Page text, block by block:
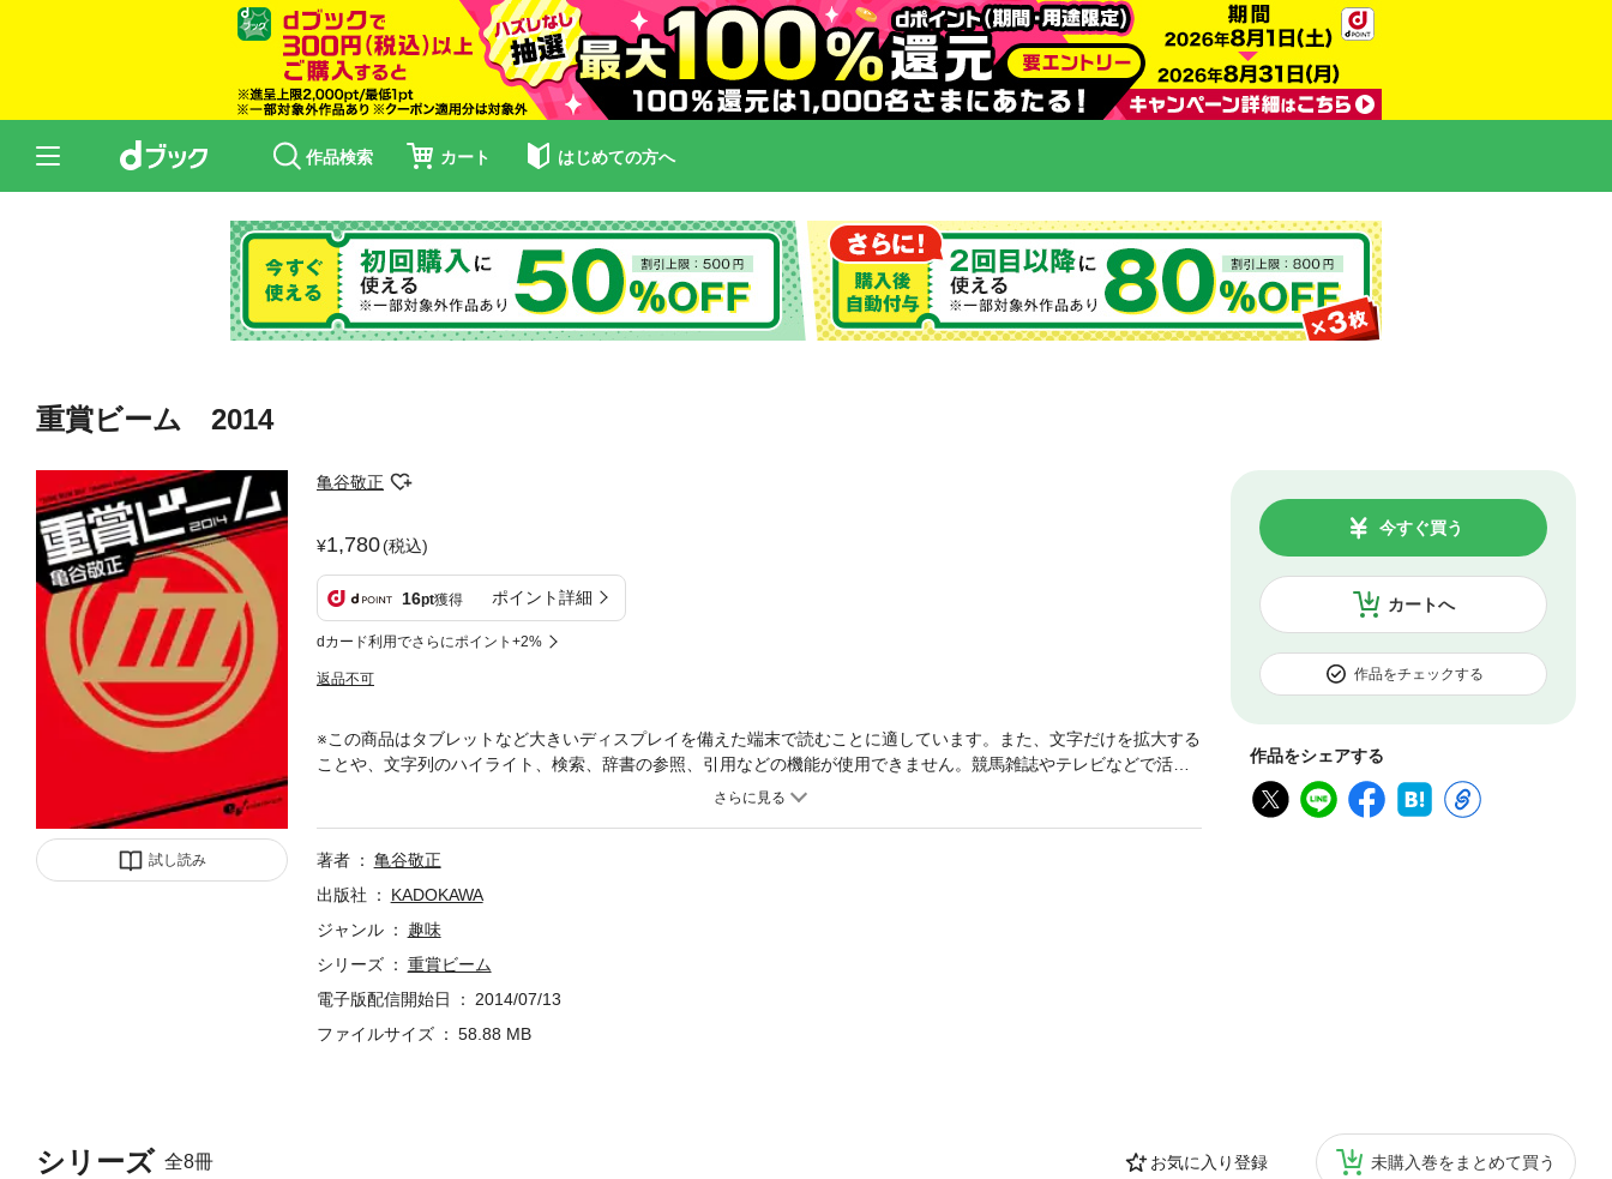
作品検索 カート はじめての方へ
重賞ビーム 2014
試し読み
亀谷敬正
1,780(税込)
16pt獲得 ポイント詳細
dカード利用でさらにポイント+2%
返品不可
カートへ
今すぐ買う
作品をチェックする
作品をシェアする
シリーズ 全8冊 お気に入り登録 未購入巻をまとめて買う
※この商品はタブレットなど大きいディスプレイを備えた端末で読むことに適しています。また、文字だけを拡大する
ことや、文字列のハイライト、検索、辞書の参照、引用などの機能が使用できません。競馬雑誌やテレビなどで活躍
中の予想のレッスンプロ・亀谷敬正氏が競馬月刊誌「サラブレ」で連載する「重賞アプローチ」の単行本化、2014年
著者
亀谷敬正
出版社
KADOKAWA
ジャンル
趣味
シリーズ
重賞ビーム
電子版配信開始日
2014/07/13
ファイルサイズ
58.88 MB